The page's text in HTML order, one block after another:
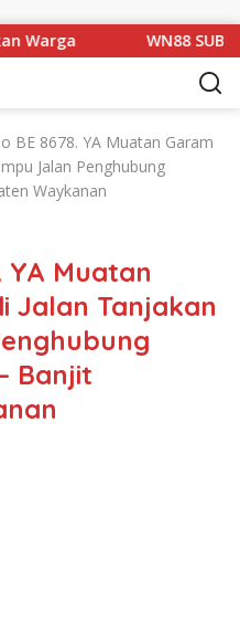
WN88 SUB UNIT
BE 8678. YA Muatan Garam
Jalan Penghubung
Waykanan
YA Muatan
Jalan Tanjakan
Banjit